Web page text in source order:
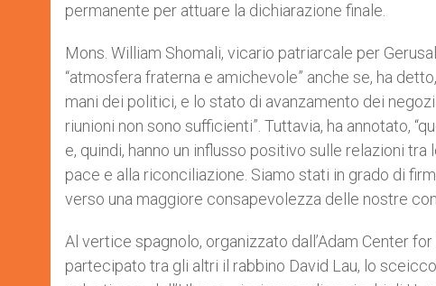
permanente per attuare la dichiarazione finale.
Mons. William Shomali, vicario patriarcale per
“atmosfera fraterna e amichevole” anche se, ha
mani dei politici, e lo stato di avanzamento dei
riunioni non sono sufficienti”. Tuttavia, ha annotato,
e, quindi, hanno un influsso positivo sulle relazioni
pace e alla riconciliazione. Siamo stati in grado di
verso una maggiore consapevolezza delle nostre
Al vertice spagnolo, organizzato dall’Adam Center
partecipato tra gli altri il rabbino David Lau, lo